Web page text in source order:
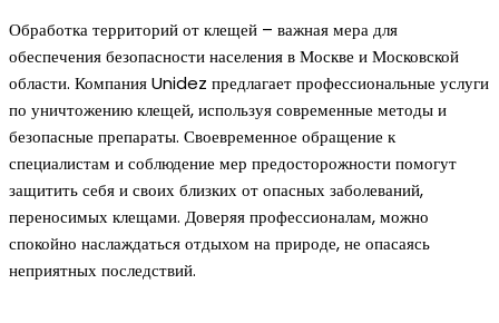
Обработка территорий от клещей – важная мера для
обеспечения безопасности населения в Москве и Московской
области. Компания Unidez предлагает профессиональные услуги
по уничтожению клещей, используя современные методы и
безопасные препараты. Своевременное обращение к
специалистам и соблюдение мер предосторожности помогут
защитить себя и своих близких от опасных заболеваний,
переносимых клещами. Доверяя профессионалам, можно
спокойно наслаждаться отдыхом на природе, не опасаясь
неприятных последствий.